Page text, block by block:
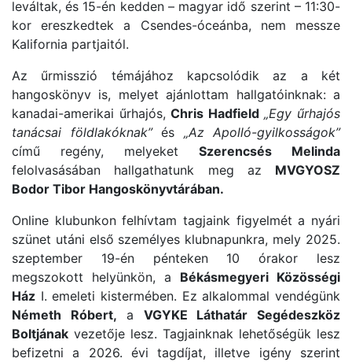
leváltak, és 15-én kedden – magyar idő szerint – 11:30-
kor ereszkedtek a Csendes-óceánba, nem messze
Kalifornia partjaitól.
Az űrmisszió témájához kapcsolódik az a két
hangoskönyv is, melyet ajánlottam hallgatóinknak: a
kanadai-amerikai űrhajós,Chris Hadfield „Egy űrhajós
tanácsai földlakóknak”és „Az Apolló-gyilkosságok”
című regény, melyeket Szerencsés Melinda
felolvasásában hallgathatunk meg az MVGYOSZ
Bodor Tibor Hangoskönyvtárában.
Online klubunkon felhívtam tagjaink figyelmét a nyári
szünet utáni első személyes klubnapunkra, mely 2025.
szeptember 19-én pénteken 10 órakor lesz
megszokott helyünkön, a Békásmegyeri Közösségi
Ház I. emeleti kistermében. Ez alkalommal vendégünk
Németh Róbert, a VGYKE Láthatár Segédeszköz
Boltjának vezetője lesz. Tagjainknak lehetőségük lesz
befizetni a 2026. évi tagdíjat, illetve igény szerint